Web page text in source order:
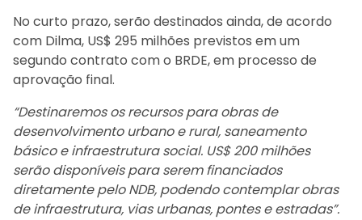
No curto prazo, serão destinados ainda, de acordo
com Dilma, US$ 295 milhões previstos em um
segundo contrato com o BRDE, em processo de
aprovação final.
“Destinaremos os recursos para obras de
desenvolvimento urbano e rural, saneamento
básico e infraestrutura social. US$ 200 milhões
serão disponíveis para serem financiados
diretamente pelo NDB, podendo contemplar obras
de infraestrutura, vias urbanas, pontes e estradas”.